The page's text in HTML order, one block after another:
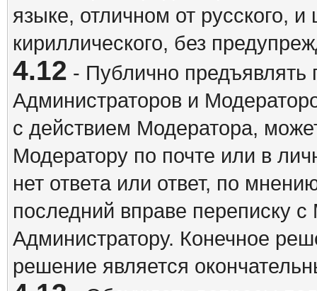
языке, отличном от русского,
кириллического, без
4.12 - Публично предъявлять
Администраторов и
с действием Модератора,
Модератору по почте или в
нет ответа или ответ, по
последний вправе переписку
Администратору. Конечное
решение является